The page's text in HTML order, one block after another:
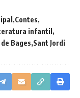
Contes
infantil
Bages Sant Jordi